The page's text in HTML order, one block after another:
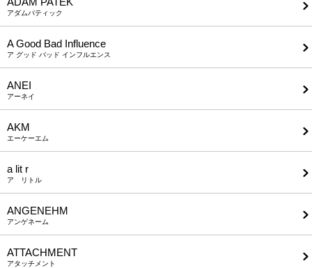
アダムパティック
A Good Bad Influence
ア グッド バッド インフルエンス
ANEI
アーネイ
AKM
エーケーエム
a lit r
ア リトル
ANGENEHM
アンゲネーム
ATTACHMENT
アタッチメント